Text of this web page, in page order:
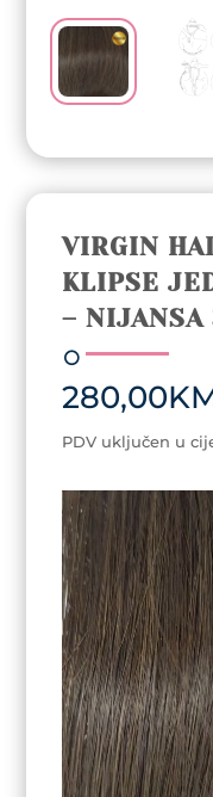
VIRGIN
KLIPSE
– NIJANSA
280,00
PDV uključen u
Video
Player